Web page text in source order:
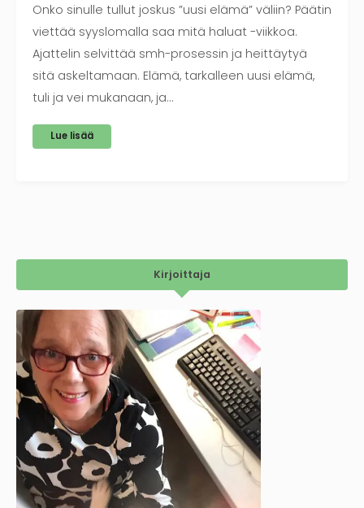
Onko sinulle tullut joskus ”uusi elämä” väliin? Päätin
viettää syyslomalla saa mitä haluat -viikkoa.
Ajattelin selvittää smh-prosessin ja heittäytyä
sitä askeltamaan. Elämä, tarkalleen uusi elämä,
tuli ja vei mukanaan, ja…
Lue lisää
Kirjoittaja